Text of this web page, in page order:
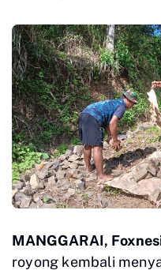
MANGGARAI,
royong kembali